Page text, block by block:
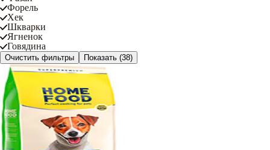
Форель
Хек
Шкварки
Ягненок
Говядина
Очистить фильтры Показать (38)